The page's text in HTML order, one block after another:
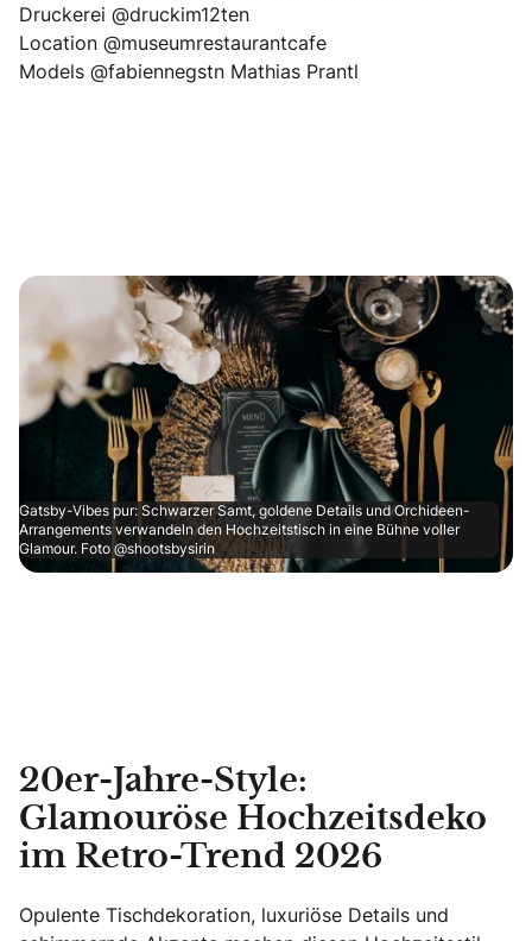
Druckerei @druckim12ten
Location @museumrestaurantcafe
Models @fabiennegstn Mathias Prantl
Gatsby-Vibes pur: Schwarzer Samt, goldene Details und Orchideen-
Arrangements verwandeln den Hochzeitstisch in eine Bühne voller
Glamour. Foto @shootsbysirin
20er-Jahre-Style:
Glamouröse Hochzeitsdeko
im Retro-Trend 2026
Opulente Tischdekoration, luxuriöse Details und